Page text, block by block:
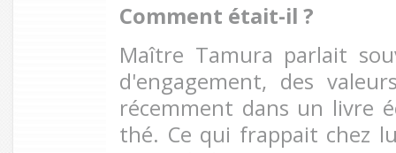
Comment était-il ?
Maître Tamura parlait
d'engagement, des
récemment dans un livre
thé. Ce qui frappait chez